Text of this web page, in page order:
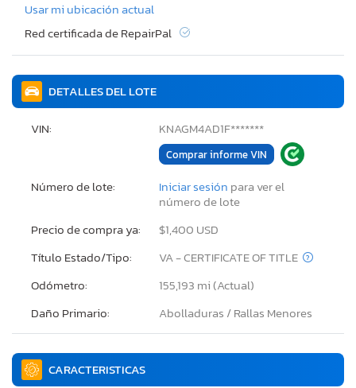
DETALLES DEL LOTE
VIN: KNAGM4AD1F*******
Comprar informe VIN
Número de lote: Iniciar sesión para ver el
número de lote
Precio de compra ya:
$1,400 USD
Título Estado/Tipo:
VA - CERTIFICATE OF TITLE
Odómetro:
155,193 mi (Actual)
Daño Primario:
Abolladuras / Rallas Menores
CARACTERISTICAS
Usar mi ubicación actual
Red certificada de RepairPal